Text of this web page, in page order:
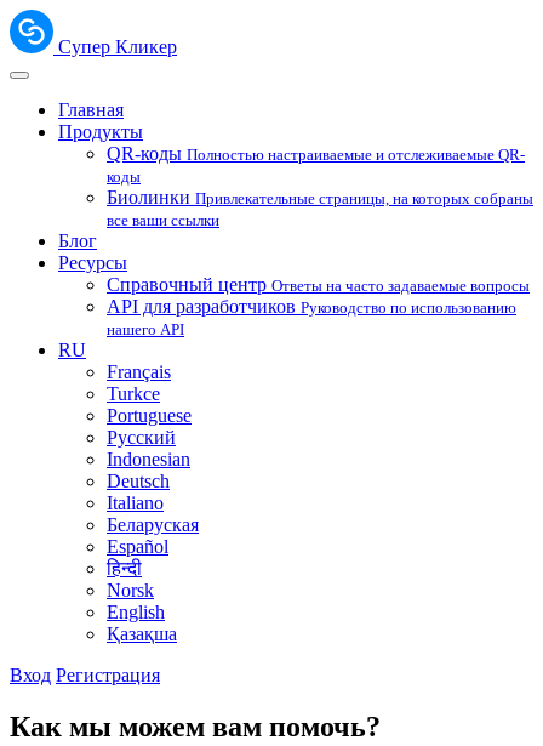
Супер Кликер
Главная
Продукты
QR-коды Полностью настраиваемые и отслеживаемые QR-
коды
Биолинки Привлекательные страницы, на которых собраны
все ваши ссылки
Блог
Ресурсы
Справочный центр Ответы на часто задаваемые вопросы
API для разработчиков Руководство по использованию
нашего API
RU
Français
Turkce
Portuguese
Русский
Indonesian
Deutsch
Italiano
Беларуская
Español
हिन्दी
Norsk
English
Қазақша
Вход Регистрация
Как мы можем вам помочь?